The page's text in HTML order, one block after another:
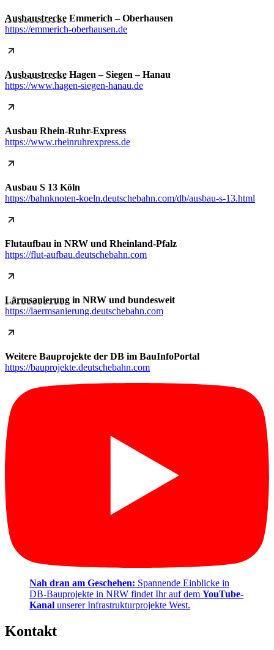
Ausbaustrecke Emmerich – Oberhausen
https://emmerich-oberhausen.de
Ausbaustrecke Hagen – Siegen – Hanau
https://www.hagen-siegen-hanau.de
Ausbau Rhein-Ruhr-Express
https://www.rheinruhrexpress.de
Ausbau S 13 Köln
https://bahnknoten-koeln.deutschebahn.com/db/ausbau-s-13.html
Flutaufbau in NRW und Rheinland-Pfalz
https://flut-aufbau.deutschebahn.com
Lärmsanierung in NRW und bundesweit
https://laermsanierung.deutschebahn.com
Weitere Bauprojekte der DB im BauInfoPortal
https://bauprojekte.deutschebahn.com
Nah dran am Geschehen: Spannende Einblicke in
DB-Bauprojekte in NRW findet Ihr auf dem YouTube-
Kanal unserer Infrastrukturprojekte West.
Kontakt